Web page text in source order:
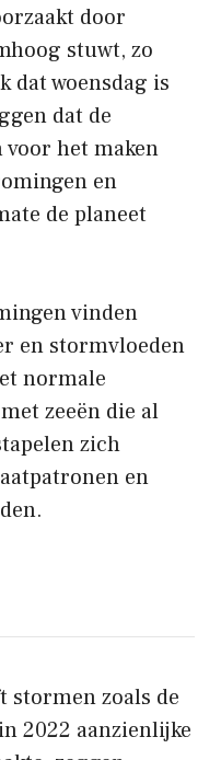
door
stuwt, zo
dat woensdag is
dat de
het maken
en
de planeet
vinden
en stormvloeden
normale
zeeën die al
zich
en
stormen zoals de
2022 aanzienlijke